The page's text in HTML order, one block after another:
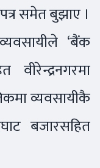
समेत बुझाए ।
‘बैंक
वीरेन्द्रनगरमा
व्यवसायीकै
बजारसहित